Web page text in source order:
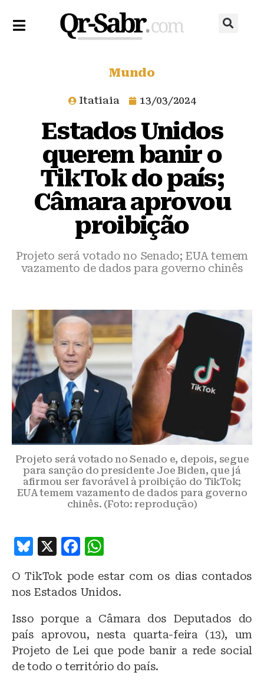
Mundo
Itatiaia 13/03/2024
Estados Unidos
querem banir o
TikTok do país;
Câmara aprovou
proibição
Projeto será votado no Senado; EUA temem
vazamento de dados para governo chinês
Projeto será votado no Senado e, depois, segue
para sanção do presidente Joe Biden, que já
afirmou ser favorável à proibição do TikTok;
EUA temem vazamento de dados para governo
chinês. (Foto: reprodução)
B
e
s
k
y
X
F
c
e
b
o
o
at
s
A
p
p
O TikTok pode estar com os dias contados
nos Estados Unidos.
Isso porque a Câmara dos Deputados do
país aprovou, nesta quarta-feira (13), um
Projeto de Lei que pode banir a rede social
de todo o território do país.